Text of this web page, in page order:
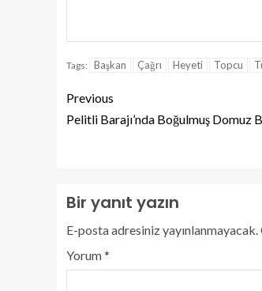
Tags: Başkan Çağrı Heyeti Topcu
Previous
Pelitli Barajı’nda Boğulmuş Domuz
Bir yanıt yazın
E-posta adresiniz yayınlanmayacak.
Yorum*